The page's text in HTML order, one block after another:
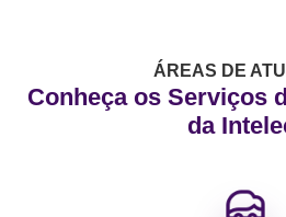
ÁREAS DE
Conheça os Serviços
da